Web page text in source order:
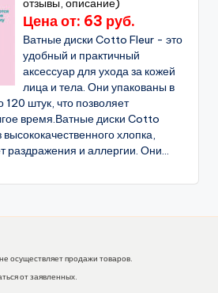
отзывы, описание)
Цена от: 63 руб.
Ватные диски Cotto Fleur - это
удобный и практичный
аксессуар для ухода за кожей
лица и тела. Они упакованы в
120 штук, что позволяет
время.Ватные диски Cotto
хлопка,
раздражения и аллергии. Они...
осуществляет продажи товаров.
от заявленных.